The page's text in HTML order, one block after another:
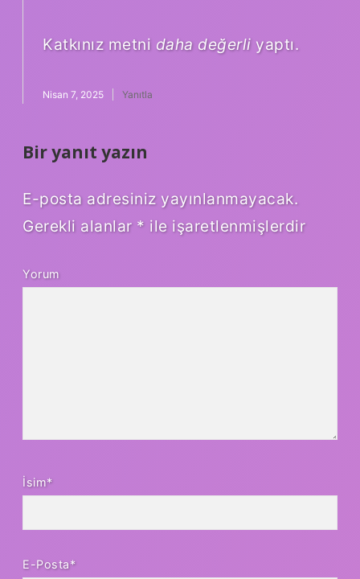
Katkınız metni daha değerli yaptı.
Nisan 7, 2025 Yanıtla
Bir yanıt yazın
E-posta adresiniz yayınlanmayacak.
Gerekli alanlar * ile işaretlenmişlerdir
Yorum
İsim*
E-Posta*